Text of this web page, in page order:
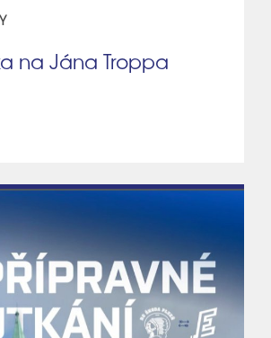
na Jána Troppa